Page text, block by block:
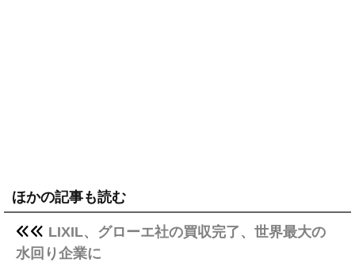
ほかの記事も読む
LIXIL、グローエ社の買収完了、世界最大の
水回り企業に